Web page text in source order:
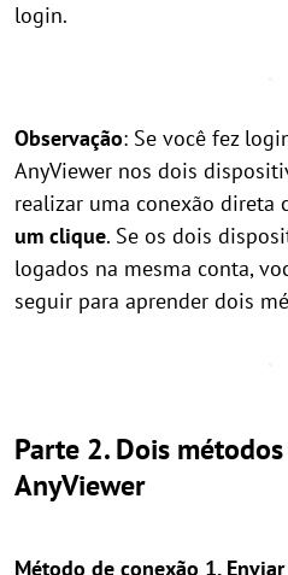
login.
Observação: Se você fez
AnyViewer nos dois
realizar uma conexão direta
um clique. Se os dois
logados na mesma conta,
seguir para aprender dois
Parte 2. Dois
AnyViewer
Método de conexão 1.